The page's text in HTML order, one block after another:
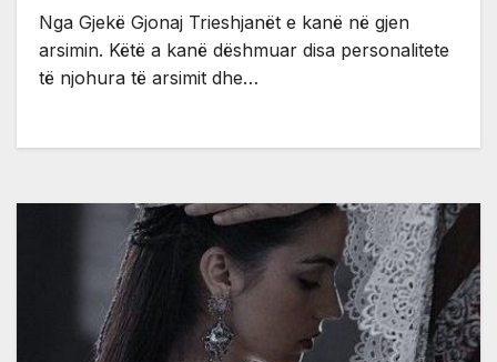
Nga Gjekë Gjonaj Trieshjanët e kanë në gjen
arsimin. Këtë a kanë dëshmuar disa personalitete
të njohura të arsimit dhe…